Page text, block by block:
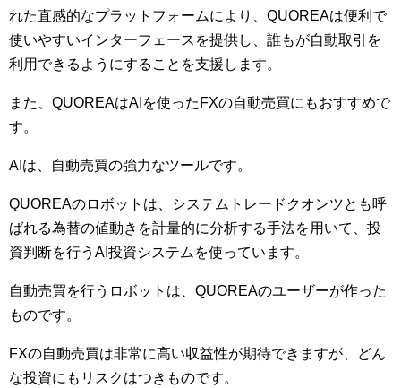
れた直感的なプラットフォームにより、QUOREAは便利で
使いやすいインターフェースを提供し、誰もが自動取引を
利用できるようにすることを支援します。
また、QUOREAはAIを使ったFXの自動売買にもおすすめで
す。
AIは、自動売買の強力なツールです。
QUOREAのロボットは、システムトレードクオンツとも呼
ばれる為替の値動きを計量的に分析する手法を用いて、投
資判断を行うAI投資システムを使っています。
自動売買を行うロボットは、QUOREAのユーザーが作った
ものです。
FXの自動売買は非常に高い収益性が期待できますが、どん
な投資にもリスクはつきものです。